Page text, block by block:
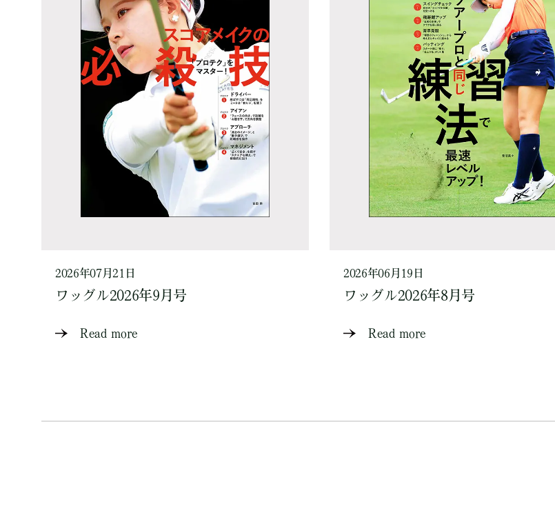
2026年07月21日
ワッグル2026年9月号
Read more
2026年06月19日
ワッグル2026年8月号
Read more